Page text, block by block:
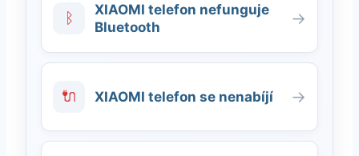
ᛒ
XIAOMI telefon nefunguje
Bluetooth
→
🔌 XIAOMI telefon se nenabíjí →